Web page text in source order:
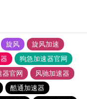
旋风
旋风加速
狗急加速器官网
器官网
风驰加速器
酷通加速器